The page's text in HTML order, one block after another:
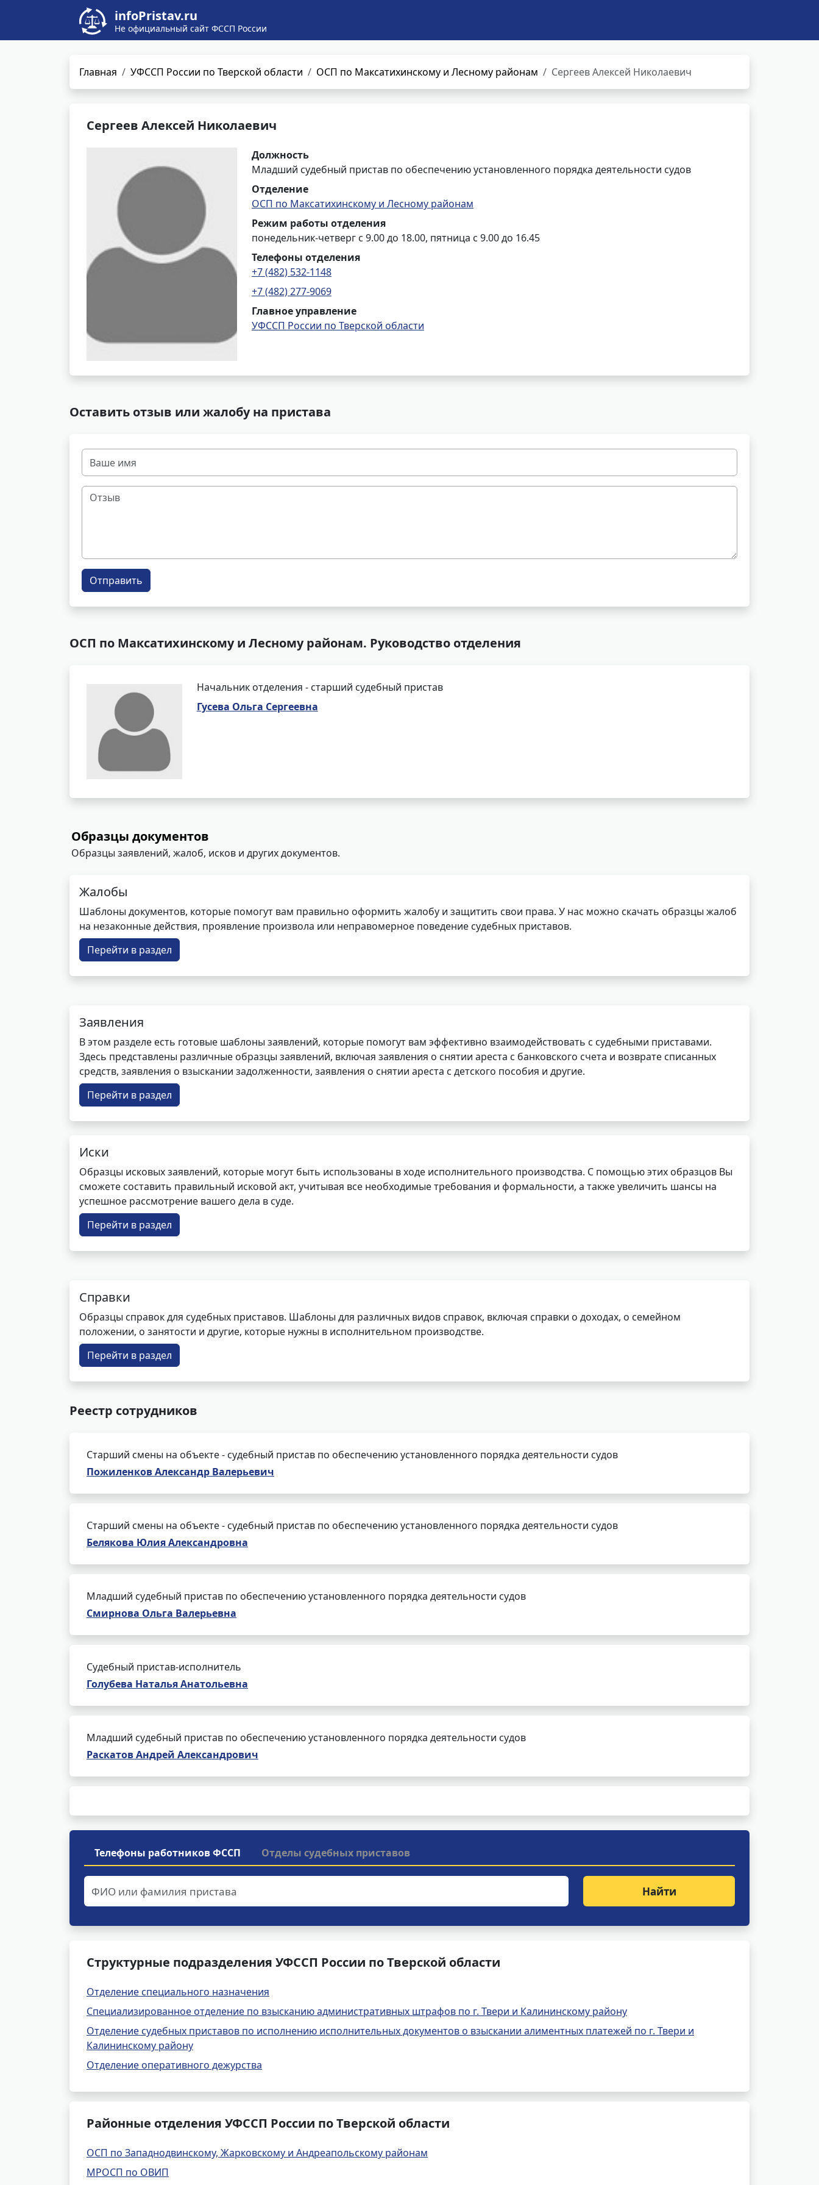
infoPristav.ru
Не официальный сайт ФССП России
Главная УФССП России по Тверской области ОСП по Максатихинскому и Лесному районам Сергеев Алексей Николаевич
Сергеев Алексей Николаевич
Должность
Младший судебный пристав по обеспечению установленного порядка деятельности судов
Отделение
ОСП по Максатихинскому и Лесному районам
Режим работы отделения
понедельник-четверг с 9.00 до 18.00, пятница с 9.00 до 16.45
Телефоны отделения
+7 (482) 532-1148
+7 (482) 277-9069
Главное управление
УФССП России по Тверской области
Оставить отзыв или жалобу на пристава
Отправить
ОСП по Максатихинскому и Лесному районам. Руководство отделения
Начальник отделения - старший судебный пристав
Гусева Ольга Сергеевна
Образцы документов
Образцы заявлений, жалоб, исков и других документов.
Жалобы
Шаблоны документов, которые помогут вам правильно оформить жалобу и защитить свои права. У нас можно скачать образцы жалоб
на незаконные действия, проявление произвола или неправомерное поведение судебных приставов.
Перейти в раздел
Заявления
В этом разделе есть готовые шаблоны заявлений, которые помогут вам эффективно взаимодействовать с судебными приставами.
Здесь представлены различные образцы заявлений, включая заявления о снятии ареста с банковского счета и возврате списанных
средств, заявления о взыскании задолженности, заявления о снятии ареста с детского пособия и другие.
Перейти в раздел
Иски
Образцы исковых заявлений, которые могут быть использованы в ходе исполнительного производства. С помощью этих образцов Вы
сможете составить правильный исковой акт, учитывая все необходимые требования и формальности, а также увеличить шансы на
успешное рассмотрение вашего дела в суде.
Перейти в раздел
Справки
Образцы справок для судебных приставов. Шаблоны для различных видов справок, включая справки о доходах, о семейном
положении, о занятости и другие, которые нужны в исполнительном производстве.
Перейти в раздел
Реестр сотрудников
Старший смены на объекте - судебный пристав по обеспечению установленного порядка деятельности судов
Пожиленков Александр Валерьевич
Старший смены на объекте - судебный пристав по обеспечению установленного порядка деятельности судов
Белякова Юлия Александровна
Младший судебный пристав по обеспечению установленного порядка деятельности судов
Смирнова Ольга Валерьевна
Судебный пристав-исполнитель
Голубева Наталья Анатольевна
Младший судебный пристав по обеспечению установленного порядка деятельности судов
Раскатов Андрей Александрович
Телефоны работников ФССП Отделы судебных приставов
Найти
Структурные подразделения УФССП России по Тверской области
Отделение специального назначения
Специализированное отделение по взысканию административных штрафов по г. Твери и Калининскому району
Отделение судебных приставов по исполнению исполнительных документов о взыскании алиментных платежей по г. Твери и
Калининскому району
Отделение оперативного дежурства
Районные отделения УФССП России по Тверской области
ОСП по Западнодвинскому, Жарковскому и Андреапольскому районам
МРОСП по ОВИП